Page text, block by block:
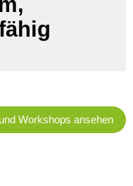
Folgekosten
Workshops ansehen